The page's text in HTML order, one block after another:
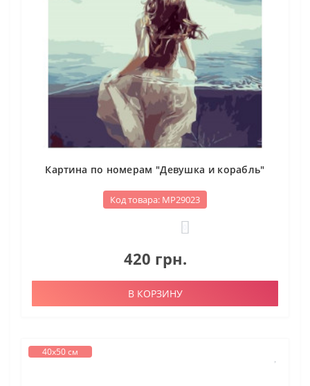
Картина по номерам "Девушка и корабль"
Код товара: МР29023
420 грн.
В КОРЗИНУ
40х50 см